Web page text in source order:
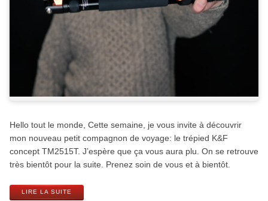
Hello tout le monde, Cette semaine, je vous invite à découvrir
mon nouveau petit compagnon de voyage: le trépied K&F
concept TM2515T. J’espère que ça vous aura plu. On se retrouve
très bientôt pour la suite. Prenez soin de vous et à bientôt.
LIRE LA SUITE